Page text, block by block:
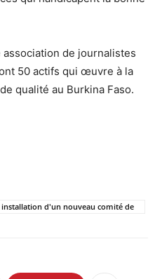
association de journalistes
50 actifs qui œuvre à la
qualité au Burkina Faso.
installation d'un nouveau comité de